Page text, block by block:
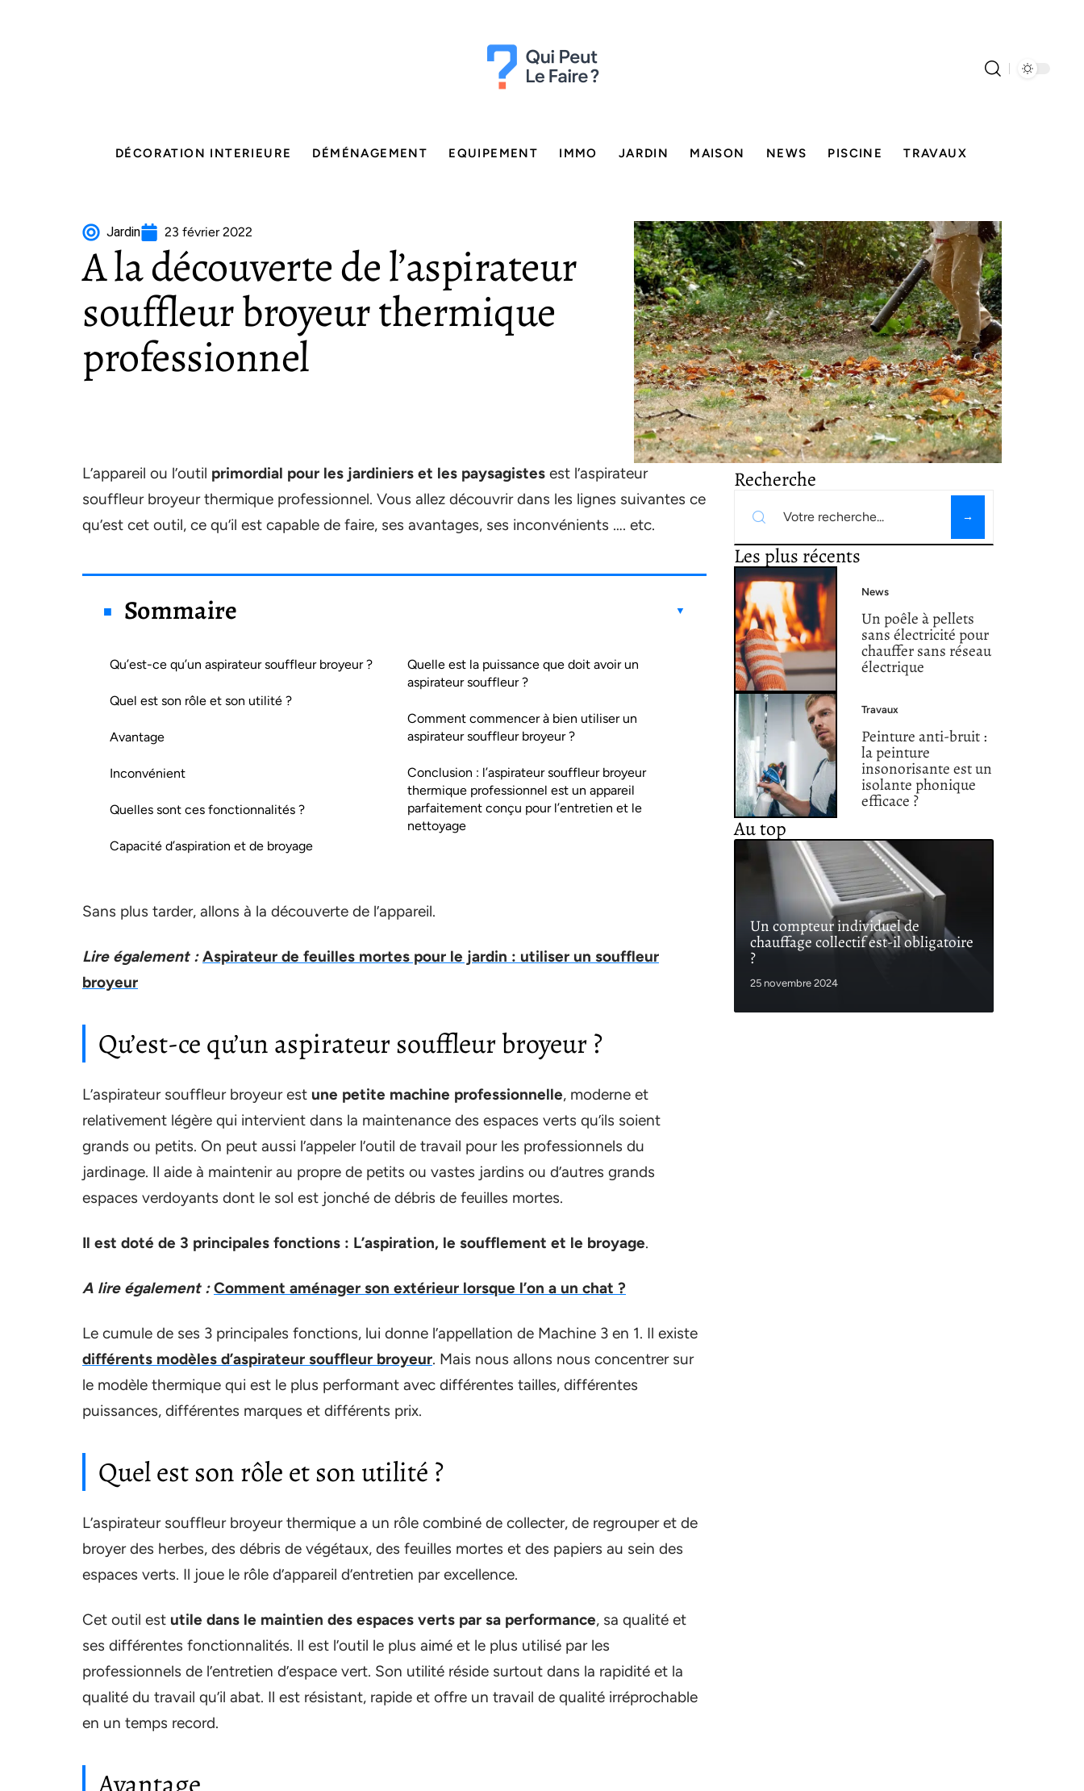
DÉCORATION INTERIEURE DÉMÉNAGEMENT EQUIPEMENT IMMO JARDIN MAISON NEWS PISCINE TRAVAUX
Jardin 23 février 2022
A la découverte de l’aspirateur
souffleur broyeur thermique
professionnel
L’appareil ou l’outil primordial pour les jardiniers et les paysagistes est l’aspirateur
souffleur broyeur thermique professionnel. Vous allez découvrir dans les lignes suivantes ce
qu’est cet outil, ce qu’il est capable de faire, ses avantages, ses inconvénients …. etc.
Sommaire
Qu’est-ce qu’un aspirateur souffleur broyeur ?
Quel est son rôle et son utilité ?
Avantage
Inconvénient
Quelles sont ces fonctionnalités ?
Capacité d’aspiration et de broyage
Quelle est la puissance que doit avoir un
aspirateur souffleur ?
Comment commencer à bien utiliser un
aspirateur souffleur broyeur ?
Conclusion : l’aspirateur souffleur broyeur
thermique professionnel est un appareil
parfaitement conçu pour l’entretien et le
nettoyage
Sans plus tarder, allons à la découverte de l’appareil.
Lire également : Aspirateur de feuilles mortes pour le jardin : utiliser un souffleur
broyeur
Qu’est-ce qu’un aspirateur souffleur broyeur ?
L’aspirateur souffleur broyeur est une petite machine professionnelle, moderne et
relativement légère qui intervient dans la maintenance des espaces verts qu’ils soient
grands ou petits. On peut aussi l’appeler l’outil de travail pour les professionnels du
jardinage. Il aide à maintenir au propre de petits ou vastes jardins ou d’autres grands
espaces verdoyants dont le sol est jonché de débris de feuilles mortes.
Il est doté de 3 principales fonctions : L’aspiration, le soufflement et le broyage.
A lire également : Comment aménager son extérieur lorsque l’on a un chat ?
Le cumule de ses 3 principales fonctions, lui donne l’appellation de Machine 3 en 1. Il existe
différents modèles d’aspirateur souffleur broyeur. Mais nous allons nous concentrer sur
le modèle thermique qui est le plus performant avec différentes tailles, différentes
puissances, différentes marques et différents prix.
Quel est son rôle et son utilité ?
L’aspirateur souffleur broyeur thermique a un rôle combiné de collecter, de regrouper et de
broyer des herbes, des débris de végétaux, des feuilles mortes et des papiers au sein des
espaces verts. Il joue le rôle d’appareil d’entretien par excellence.
Cet outil est utile dans le maintien des espaces verts par sa performance, sa qualité et
ses différentes fonctionnalités. Il est l’outil le plus aimé et le plus utilisé par les
professionnels de l’entretien d’espace vert. Son utilité réside surtout dans la rapidité et la
qualité du travail qu’il abat. Il est résistant, rapide et offre un travail de qualité irréprochable
en un temps record.
Recherche
Les plus récents
News
Un poêle à pellets
sans électricité pour
chauffer sans réseau
électrique
Travaux
Peinture anti-bruit :
la peinture
insonorisante est un
isolante phonique
efficace ?
Au top
Un compteur individuel de
chauffage collectif est-il obligatoire
?
25 novembre 2024